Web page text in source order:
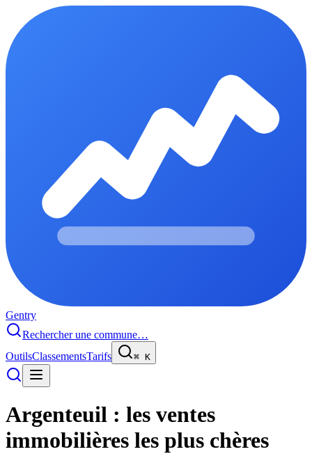
Gentry
Rechercher une commune…
OutilsClassementsTarifs ⌘ K
Argenteuil : les ventes
immobilières les plus chères